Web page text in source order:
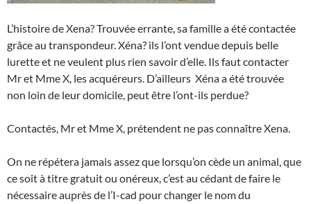
L’histoire de Xena? Trouvée errante, sa famille a été contactée
grâce au transpondeur. Xéna? ils l’ont vendue depuis belle
lurette et ne veulent plus rien savoir d’elle. Ils faut contacter
Mr et Mme X, les acquéreurs. D’ailleurs Xéna a été trouvée
non loin de leur domicile, peut être l’ont-ils perdue?
Contactés, Mr et Mme X, prétendent ne pas connaître Xena.
On ne répétera jamais assez que lorsqu’on cède un animal, que
ce soit à titre gratuit ou onéreux, c’est au cédant de faire le
nécessaire auprès de l’I-cad pour changer le nom du